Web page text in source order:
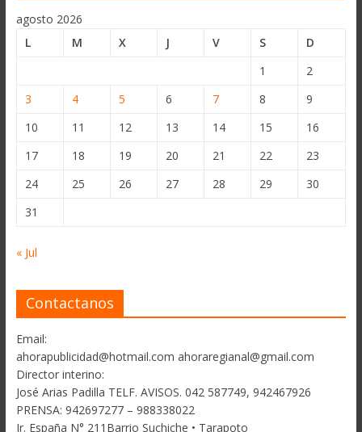
agosto 2026
L
M X J V S
D
1
2
3
4 5 6 7 8
9
10
11 12 13 14 15
16
17
18 19 20 21 22
23
24
25 26 27 28 29
30
31
« Jul
Contactanos
Email:
ahorapublicidad@hotmail.com ahoraregianal@gmail.com
Director interino:
José Arias Padilla TELF. AVISOS. 042 587749, 942467926
PRENSA: 942697277 – 988338022
Jr. España N° 211Barrio Suchiche • Tarapoto